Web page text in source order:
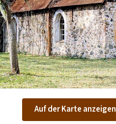
Auf der Karte anzeigen